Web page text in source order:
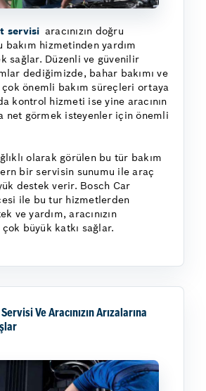
servisi aracınızın doğru
bakım hizmetinden yardım
sağlar. Düzenli ve güvenilir
dediğimizde, bahar bakımı ve
çok önemli bakım süreçleri ortaya
kontrol hizmeti ise yine aracının
net görmek isteyenler için önemli
olarak görülen bu tür bakım
bir servisin sunumu ile araç
destek verir. Bosch Car
ile bu tur hizmetlerden
ve yardım, aracınızın
büyük katkı sağlar.
Ve Aracınızın Arızalarına